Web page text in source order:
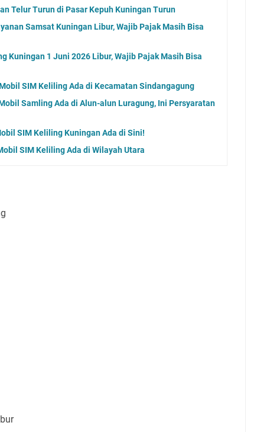
Telur Turun di Pasar Kepuh Kuningan Turun
Samsat Kuningan Libur, Wajib Pajak Masih Bisa
Kuningan 1 Juni 2026 Libur, Wajib Pajak Masih Bisa
SIM Keliling Ada di Kecamatan Sindangagung
Samling Ada di Alun-alun Luragung, Ini Persyaratan
SIM Keliling Kuningan Ada di Sini!
SIM Keliling Ada di Wilayah Utara